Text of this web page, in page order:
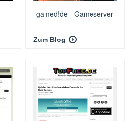
gamed!de - Gameserver
Zum Blog